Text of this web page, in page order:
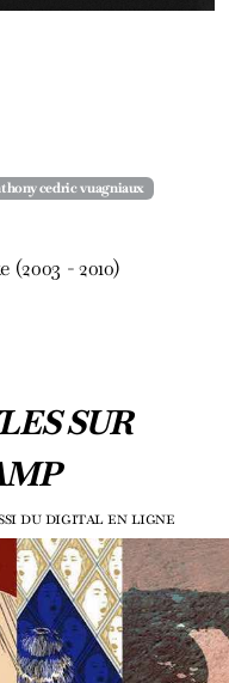
cedric vuagniaux
- 2010)
SUR
du digital en ligne